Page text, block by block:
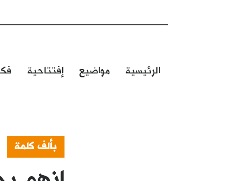
الرئيسية مواضيع إفتتاحية
بألف كلمة